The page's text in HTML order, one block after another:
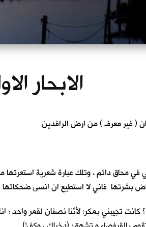
الابحار
محاق دائم ، وتلك عبارة شعرية
بشرتها فاني لا استطيع ان انسى ضحكاتها
؟ كانت تجيبني بمكر: لأنّنا نصفانِ لقمر